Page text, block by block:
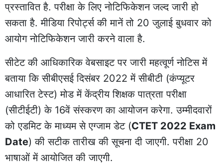
प्रस्तावित है. परीक्षा के लिए नोटिफिकेशन जल्द जारी हो
सकता है. मीडिया रिपोर्ट्स की मानें तो 20 जुलाई बुधवार को
आयोग नोटिफिकेशन जारी करने वाला है.
सीटेट की आधिकारिक वेबसाइट पर जारी महत्वूर्ण नोटिस में
बताया कि सीबीएसई दिसंबर 2022 में सीबीटी (कंप्यूटर
आधारित टेस्ट) मोड में केंद्रीय शिक्षक पात्रता परीक्षा
(सीटीईटी) के 16वें संस्करण का आयोजन करेगा. उम्मीदवारों
को एडमिट के माध्यम से एग्जाम डेट (CTET 2022 Exam
Date) की सटीक तारीख की सूचना दी जाएगी. परीक्षा 20
भाषाओं में आयोजित की जाएगी.